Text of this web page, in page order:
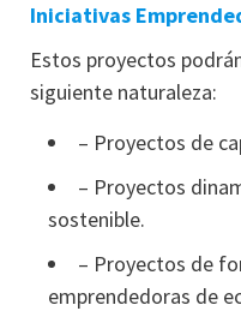
Iniciativas
Estos proyectos
siguiente naturaleza:
– Proyectos de
– Proyectos
sostenible.
– Proyectos de
emprendedoras de